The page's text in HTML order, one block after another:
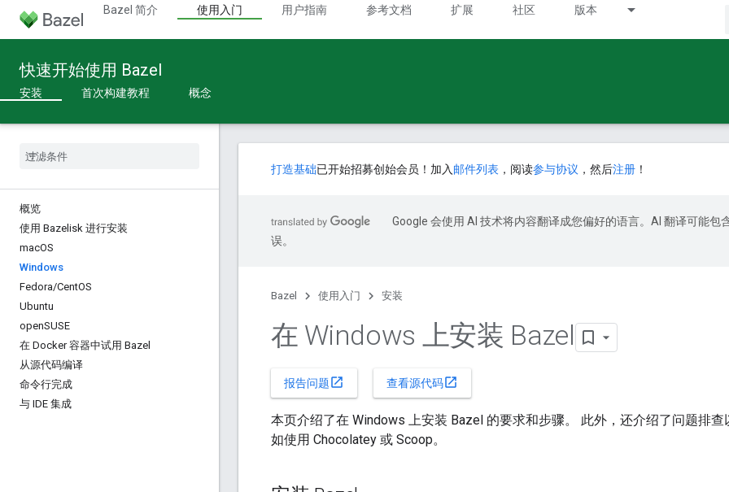
Bazel 简介 使用入门 用户指南 参考文档 扩展 社区 版本
快速开始使用 Bazel
安装 首次构建教程 概念
概览
使用 Bazelisk 进行安装
macOS
Windows
Fedora/CentOS
Ubuntu
openSUSE
在 Docker 容器中试用 Bazel
从源代码编译
命令行完成
与 IDE 集成
打造基础已开始招募创始会员！加入 邮件列表 ，阅读参与协议 ，然后注册 ！
Google 会使用 AI 技术将内容翻译成您偏好的语言。AI 翻译可能包
误。
Bazel 使用入门 安装
在 Windows 上安装 Bazel
报告问题 open_in_new 查看源代码open_in_new
本页介绍了在 Windows 上安装 Bazel 的要求和步骤。 此外，还介绍了问题排
如使用 Chocolatey 或 Scoop。